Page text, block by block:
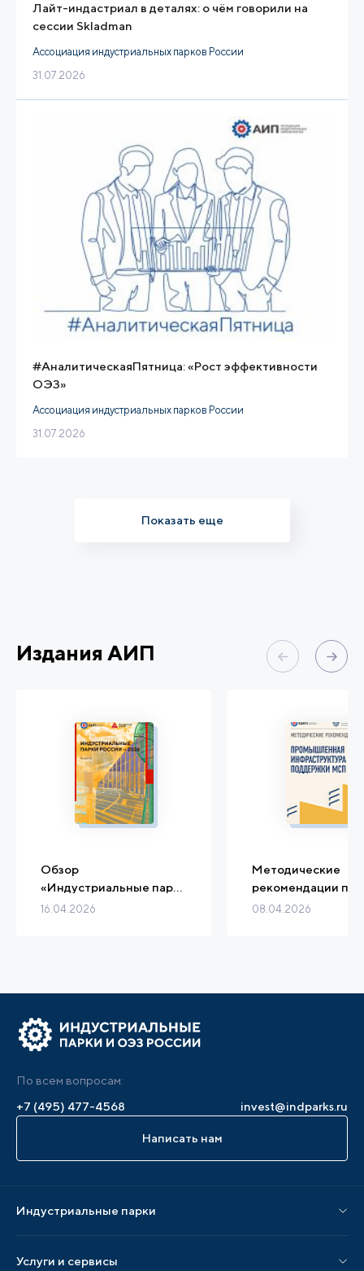
Лайт-индастриал в деталях: о чём говорили на
сессии Skladman
Ассоциация индустриальных парков России
31.07.2026
#АналитическаяПятница: «Рост эффективности
ОЭЗ»
Ассоциация индустриальных парков России
31.07.2026
Показать еще
Издания АИП
Обзор
«Индустриальные парки
и ОЭЗ России - 2026»
16.04.2026
Методические
рекомендации по
созданию
парков,
08.04.2026
По всем вопросам:
+7 (495) 477-4568
invest@indparks.ru
Написать нам
Индустриальные парки
Парки по регионам
Услуги и сервисы